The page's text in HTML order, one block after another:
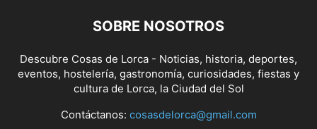
SOBRE NOSOTROS
Descubre Cosas de Lorca - Noticias, historia, deportes,
eventos, hostelería, gastronomía, curiosidades, fiestas y
cultura de Lorca, la Ciudad del Sol
Contáctanos: cosasdelorca@gmail.com